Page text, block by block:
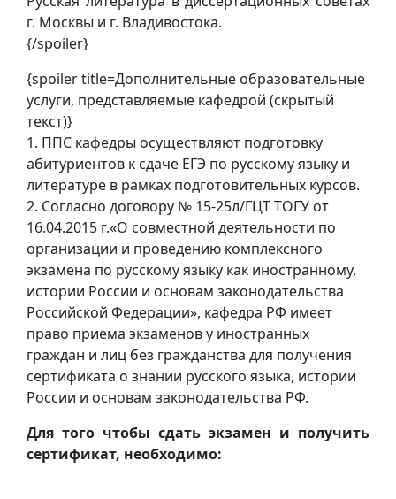
г. Москвы и г. Владивостока.
{/spoiler}
{spoiler title=Дополнительные образовательные
услуги, представляемые кафедрой (скрытый
текст)}
1. ППС кафедры осуществляют подготовку
абитуриентов к сдаче ЕГЭ по русскому языку и
литературе в рамках подготовительных курсов.
2. Согласно договору № 15-25л/ГЦТ ТОГУ от
16.04.2015 г.«О совместной деятельности по
организации и проведению комплексного
экзамена по русскому языку как иностранному,
истории России и основам законодательства
Российской Федерации», кафедра РФ имеет
право приема экзаменов у иностранных
граждан и лиц без гражданства для получения
сертификата о знании русского языка, истории
России и основам законодательства РФ.
Для того чтобы сдать экзамен и получить
сертификат, необходимо: